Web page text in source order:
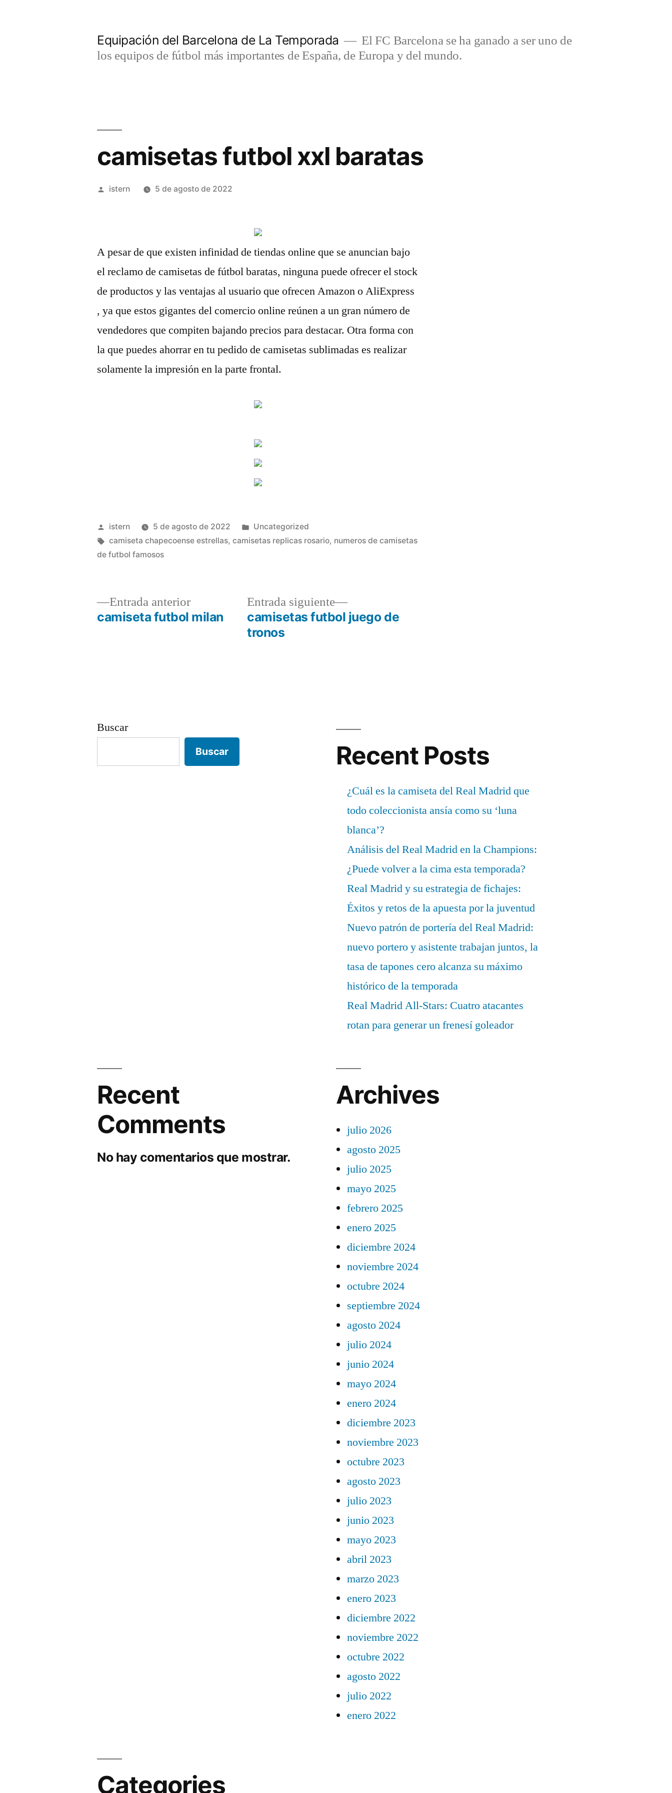
Equipación del Barcelona de La Temporada
El FC Barcelona se ha ganado a ser uno de
los equipos de fútbol más importantes de España, de Europa y del mundo.
camisetas futbol xxl baratas
Publicado
istern 5 de agosto de 2022
A pesar de que existen infinidad de tiendas online que se anuncian bajo
el reclamo de camisetas de fútbol baratas, ninguna puede ofrecer el stock
de productos y las ventajas al usuario que ofrecen Amazon o AliExpress
, ya que estos gigantes del comercio online reúnen a un gran número de
vendedores que compiten bajando precios para destacar. Otra forma con
la que puedes ahorrar en tu pedido de camisetas sublimadas es realizar
solamente la impresión en la parte frontal.
Publicado
por
istern 5 de agosto de 2022
Publicado
en
Uncategorized
Etiquetas:
camiseta chapecoense estrellas,camisetas replicas rosario, numeros de camisetas
de futbol famosos
Navegación
Entrada anteriorEntrada
anterior:
camiseta futbol milan
Entrada siguiente
Entrada
siguiente:
camisetas futbol juego de
tronos
Buscar
Buscar Recent Posts
¿Cuál es la camiseta del Real Madrid que
todo coleccionista ansía como su ‘luna
blanca’?
Análisis del Real Madrid en la Champions:
¿Puede volver a la cima esta temporada?
Real Madrid y su estrategia de fichajes:
Éxitos y retos de la apuesta por la juventud
Nuevo patrón de portería del Real Madrid:
nuevo portero y asistente trabajan juntos, la
tasa de tapones cero alcanza su máximo
histórico de la temporada
Real Madrid All-Stars: Cuatro atacantes
rotan para generar un frenesí goleador
Recent
Comments
No hay comentarios que mostrar.
Archives
julio 2026
agosto 2025
julio 2025
mayo 2025
febrero 2025
enero 2025
diciembre 2024
noviembre 2024
octubre 2024
septiembre 2024
agosto 2024
julio 2024
junio 2024
mayo 2024
enero 2024
diciembre 2023
noviembre 2023
octubre 2023
agosto 2023
julio 2023
junio 2023
mayo 2023
abril 2023
marzo 2023
enero 2023
diciembre 2022
noviembre 2022
octubre 2022
agosto 2022
julio 2022
enero 2022
Categories